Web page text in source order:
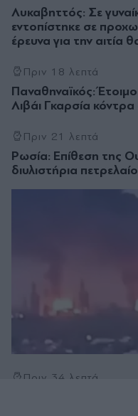
Λυκαβηττός: Σε
εντοπίστηκε σε
έρευνα για την αιτία
Πριν 18 λεπτά
Παναθηναϊκός:
Λιβάι Γκαρσία
Πριν 21 λεπτά
Ρωσία: Επίθεση της
διυλιστήρια
Πριν 34 λεπτά